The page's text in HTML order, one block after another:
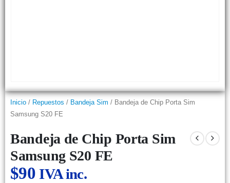
Inicio / Repuestos / Bandeja Sim / Bandeja de Chip Porta Sim
Samsung S20 FE
Bandeja de Chip Porta Sim
Samsung S20 FE
$90 IVA inc.